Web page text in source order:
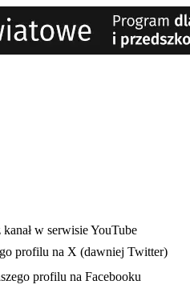
karcie
nowej karciew serwisie YouTube
profilu na X (dawniej Twitter)
w nowej karcieprofilu na Facebooku